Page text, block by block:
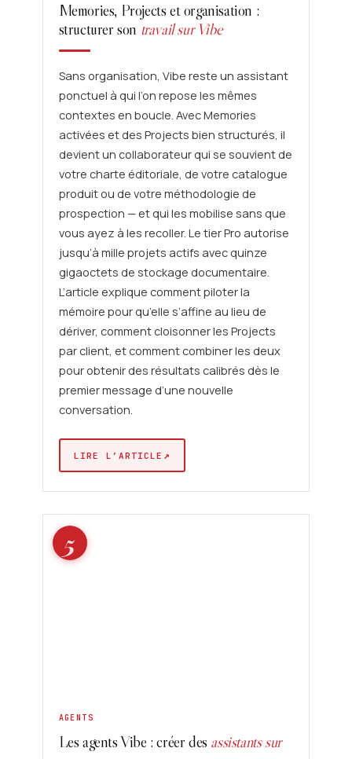
Memories, Projects et organisation :
structurer son travail sur Vibe
Sans organisation, Vibe reste un assistant
ponctuel à qui l’on repose les mêmes
contextes en boucle. Avec Memories
activées et des Projects bien structurés, il
devient un collaborateur qui se souvient de
votre charte éditoriale, de votre catalogue
produit ou de votre méthodologie de
prospection — et qui les mobilise sans que
vous ayez à les recoller. Le tier Pro autorise
jusqu’à mille projets actifs avec quinze
gigaoctets de stockage documentaire.
L’article explique comment piloter la
mémoire pour qu’elle s’affine au lieu de
dériver, comment cloisonner les Projects
par client, et comment combiner les deux
pour obtenir des résultats calibrés dès le
premier message d’une nouvelle
conversation.
LIRE L’ARTICLE ↗
5
AGENTS
Les agents Vibe : créer des assistants sur